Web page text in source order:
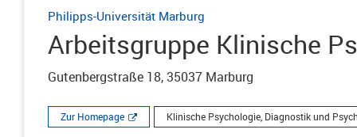
Philipps-Universität Marburg
Arbeitsgruppe Klinische
Gutenbergstraße 18, 35037 Marburg
Zur Homepage Klinische Psychologie, Diagnostik und